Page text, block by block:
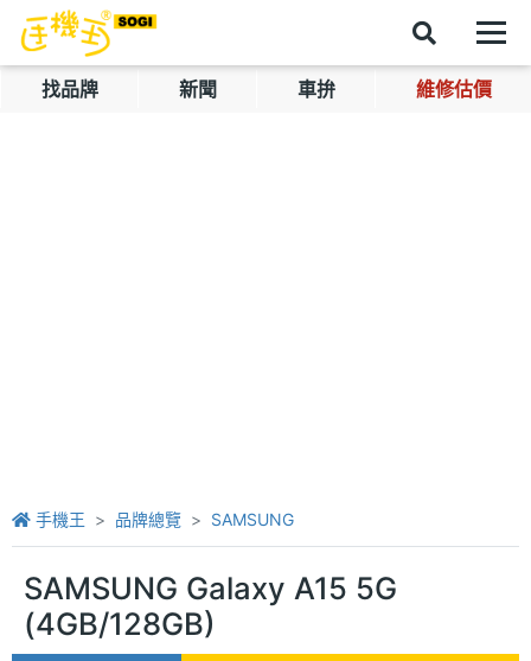
找品牌 新聞 車拚 維修估價
手機王 品牌總覽 SAMSUNG
SAMSUNG Galaxy A15 5G
(4GB/128GB)